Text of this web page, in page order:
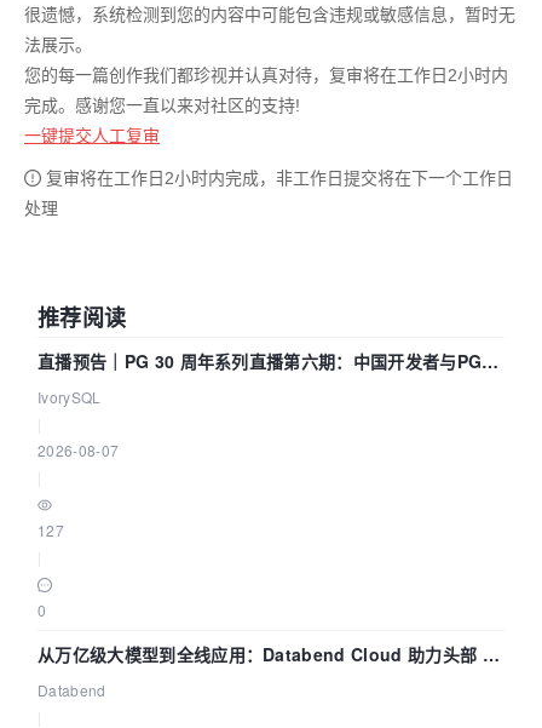
很遗憾，系统检测到您的内容中可能包含违规或敏感信息，暂时无
法展示。
您的每一篇创作我们都珍视并认真对待，复审将在工作日2小时内
完成。感谢您一直以来对社区的支持!
一键提交人工复审
复审将在工作日2小时内完成，非工作日提交将在下一个工作日
处理
推荐阅读
直播预告｜PG 30 周年系列直播第六期：中国开发者与PG内
核——我们改得动吗？我们贡献了什么？
IvorySQL
2026-08-07
127
0
从万亿级大模型到全线应用：Databend Cloud 助力头部 AI
企业构建全链路 Trace 数据管道
Databend